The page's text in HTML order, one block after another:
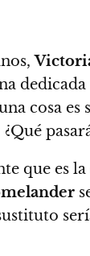
cosa es
que es